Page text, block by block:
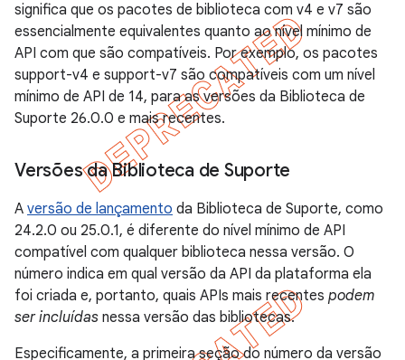
significa que os pacotes de biblioteca com v4 e v7 são
essencialmente equivalentes quanto ao nível mínimo de
API com que são compatíveis. Por exemplo, os pacotes
support-v4 e support-v7 são compatíveis com um nível
mínimo de API de 14, para as versões da Biblioteca de
Suporte 26.0.0 e mais recentes.
Versões da Biblioteca de Suporte
A versão de lançamento da Biblioteca de Suporte, como
24.2.0 ou 25.0.1, é diferente do nível mínimo de API
compatível com qualquer biblioteca nessa versão. O
número indica em qual versão da API da plataforma ela
foi criada e, portanto, quais APIs mais recentes podem
ser incluídas nessa versão das bibliotecas.
Especificamente, a primeira seção do número da versão